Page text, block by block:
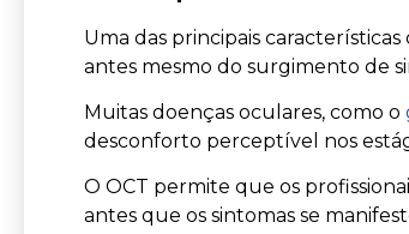
Uma das principais características
antes mesmo do surgimento de
Muitas doenças oculares, como o
desconforto perceptível nos
O OCT permite que os
antes que os sintomas se